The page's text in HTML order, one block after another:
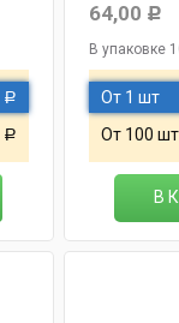
Р
Р
64,00 Р
В упаковке
От 1 шт
От 100 шт
В